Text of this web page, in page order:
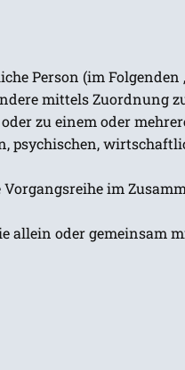
Person (im Folgenden
mittels Zuordnung
zu einem oder
psychischen,
im
allein oder gemeinsam